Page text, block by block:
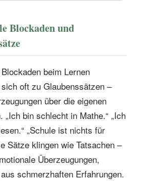
Blockaden und
beim Lernen
oft zu Glaubenssätzen –
über die eigenen
„Ich bin schlecht in Mathe.“ „Ich
„Schule ist nichts für
Sätze klingen wie Tatsachen –
Überzeugungen,
schmerzhaften Erfahrungen.